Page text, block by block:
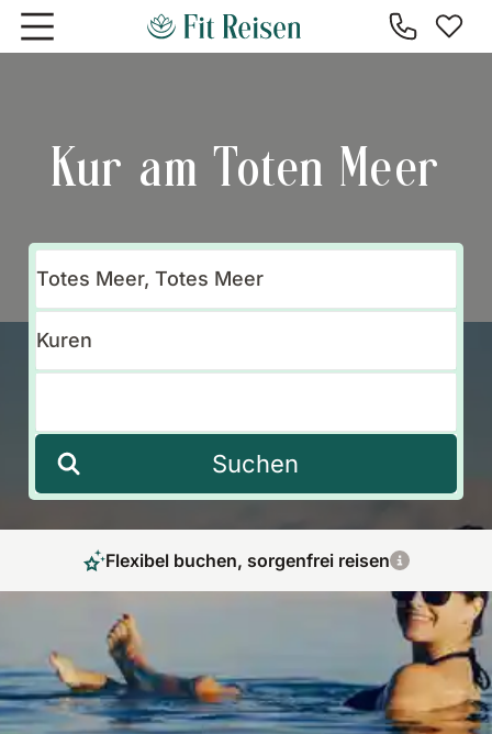
Zum Hauptinhalt springen
Kur am Toten Meer
Suchen
Flexibel buchen, sorgenfrei reisen
Erholung durch die Heilkraft des Toten Meeres
Bei einer Kur am Toten Meer mit Fit Reisen erleben Sie die